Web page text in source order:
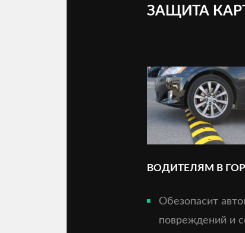
ЗАЩИТА
ВОДИТЕЛЯМ В
Обезопасит
повреждений и